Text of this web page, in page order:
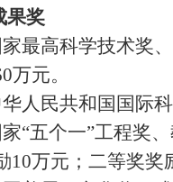
果奖
最高科学技术奖
万元。
人民共和国国际
“五个一”工程奖
10万元；二等奖奖